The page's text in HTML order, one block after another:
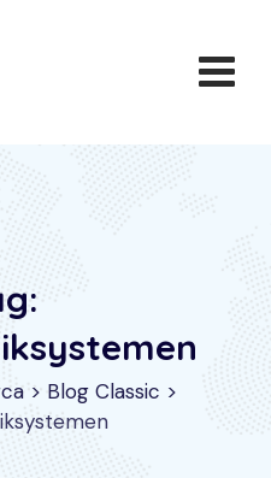
> Blog Classic >